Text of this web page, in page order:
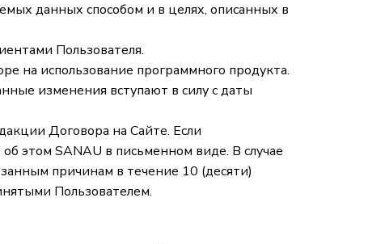
данных способом и в целях, описанных в
Пользователя.
на использование программного продукта.
изменения вступают в силу с даты
Договора на Сайте. Если
этом SANAU в письменном виде. В случае
причинам в течение 10 (десяти)
Пользователем.